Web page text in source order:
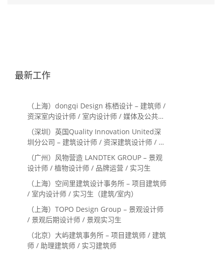
最新工作
（上海）dongqi Design 栋栖设计 – 建筑师 /
资深室内设计师 / 室内设计师 / 媒体及公共关
系主管 / 设计实习生（常年招聘）
（深圳）英国Quality Innovation United深
圳分公司 – 建筑设计师 / 资深建筑设计师 / 室
内设计师 / 设计实习生
（广州）风物营造 LANDTEK GROUP – 景观
设计师 / 植物设计师 / 品牌运营 / 实习生
（上海）空间里建筑设计事务所 – 项目建筑师
/ 室内设计师 / 实习生（建筑/室内）
（上海）TOPO Design Group – 景观设计师
/ 景观后期设计师 / 景观实习生
（北京）大屿建筑事务所 – 项目建筑师 / 建筑
师 / 助理建筑师 / 实习建筑师